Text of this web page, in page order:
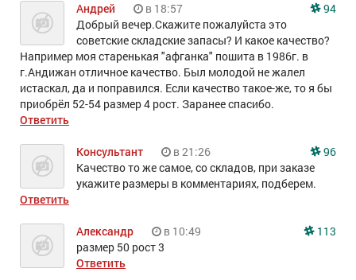
Андрей в 18:57
94
Добрый вечер.Скажите пожалуйста это
советские складские запасы? И какое качество?
Например моя старенькая "афганка" пошита в 1986г. в
г.Андижан отличное качество. Был молодой не жалел
истаскал, да и поправился. Если качество такое-же, то я бы
приобрёл 52-54 размер 4 рост. Заранее спасибо.
Ответить
Консультант в 21:26
96
Качество то же самое, со складов, при заказе
укажите размеры в комментариях, подберем.
Ответить
Александр в 10:49
113
размер 50 рост 3
Ответить